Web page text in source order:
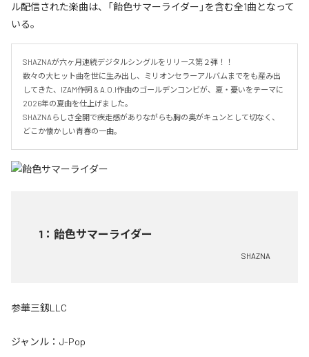
ル配信された楽曲は、「飴色サマーライダー」を含む全1曲となって
いる。
SHAZNAが六ヶ月連続デジタルシングルをリリース第２弾！！
数々の大ヒット曲を世に生み出し、ミリオンセラーアルバムまでをも産み出
してきた、IZAM作詞 & A.O.I作曲のゴールデンコンビが、夏・憂いをテーマに
2026年の夏曲を仕上げました。
SHAZNAらしさ全開で疾走感がありながらも胸の奥がキュンとして切なく、
どこか懐かしい青春の一曲。
1 ： 飴色サマーライダー
SHAZNA
参華三釼LLC
ジャンル： J-Pop